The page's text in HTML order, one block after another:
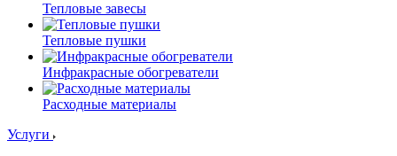
Тепловые завесы
Тепловые пушки
Инфракрасные обогреватели
Расходные материалы
Услуги